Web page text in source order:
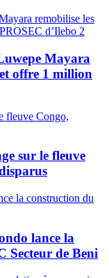
Mayara
offre 1 million
sur le fleuve
lance la
Secteur de Beni